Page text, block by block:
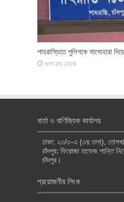
শাহরাস্তিতে পুলিশকে মাসোহারা
জুলাই 29, 2026
বার্তা ও বাণিজ্যিক কার্যালয়
ঢাকা: ২৩/৩-এ (৩য় তলা),
চাঁদপুর: ফিরোজা হাফেজ শান্তি
চাঁদপুর।
প্রয়োজনীয় লিংক